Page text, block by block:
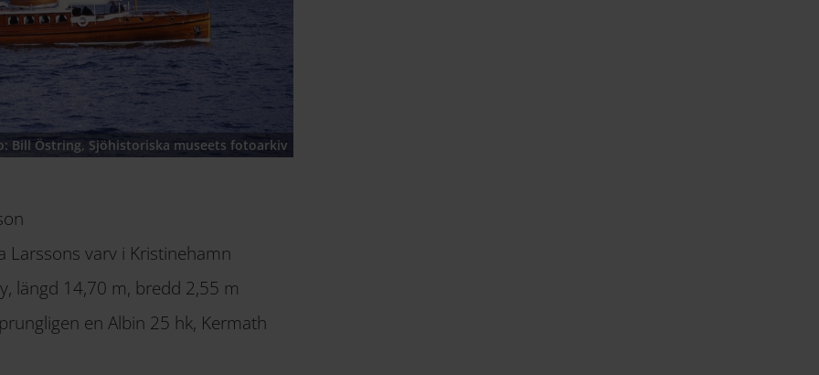
Bill Östring, Sjöhistoriska museets fotoarkiv
Larssons varv i Kristinehamn
längd 14,70 m, bredd 2,55 m
en Albin 25 hk, Kermath